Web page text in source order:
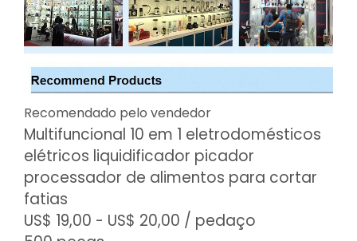
Recomendado pelo vendedor
Multifuncional 10 em 1 eletrodomésticos
elétricos liquidificador picador
processador de alimentos para cortar
fatias
US$ 19,00 - US$ 20,00 / pedaço